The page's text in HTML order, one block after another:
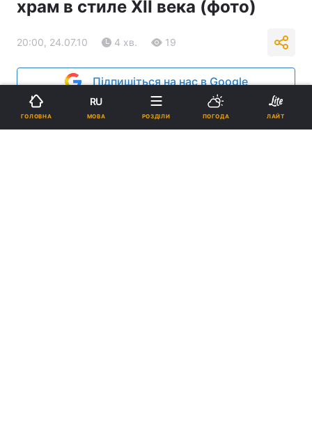
храм в стиле ХII века (фото)
20:00, 24.07.10 4 хв. 19
Підпишіться на нас в Google
ГОЛОВНА
RU
МОВА РОЗДІЛИ ПОГОДА ЛАЙТ